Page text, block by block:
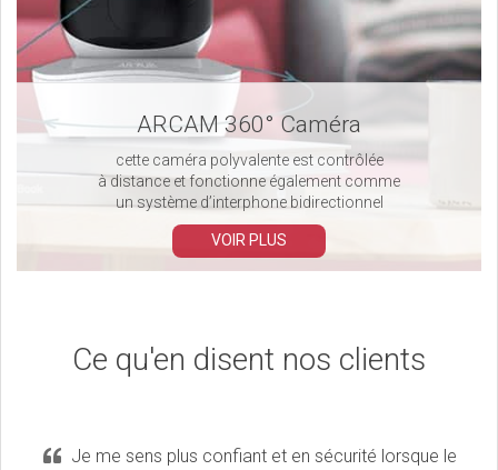
ARCAM 360° Caméra
cette caméra polyvalente est contrôlée
à distance et fonctionne également comme
un système d’interphone bidirectionnel
VOIR PLUS
Ce qu'en disent nos clients
Je me sens plus confiant et en sécurité lorsque le